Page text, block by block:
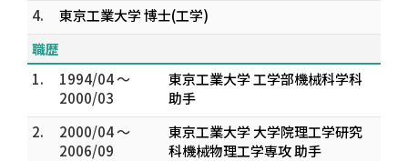
4.
東京工業大学 博士(工学)
職歴
1.
1994/04 ～
2000/03
東京工業大学 工学部機械科学科
助手
2.
2000/04 ～
2006/09
東京工業大学 大学院理工学研究
科機械物理工学専攻 助手